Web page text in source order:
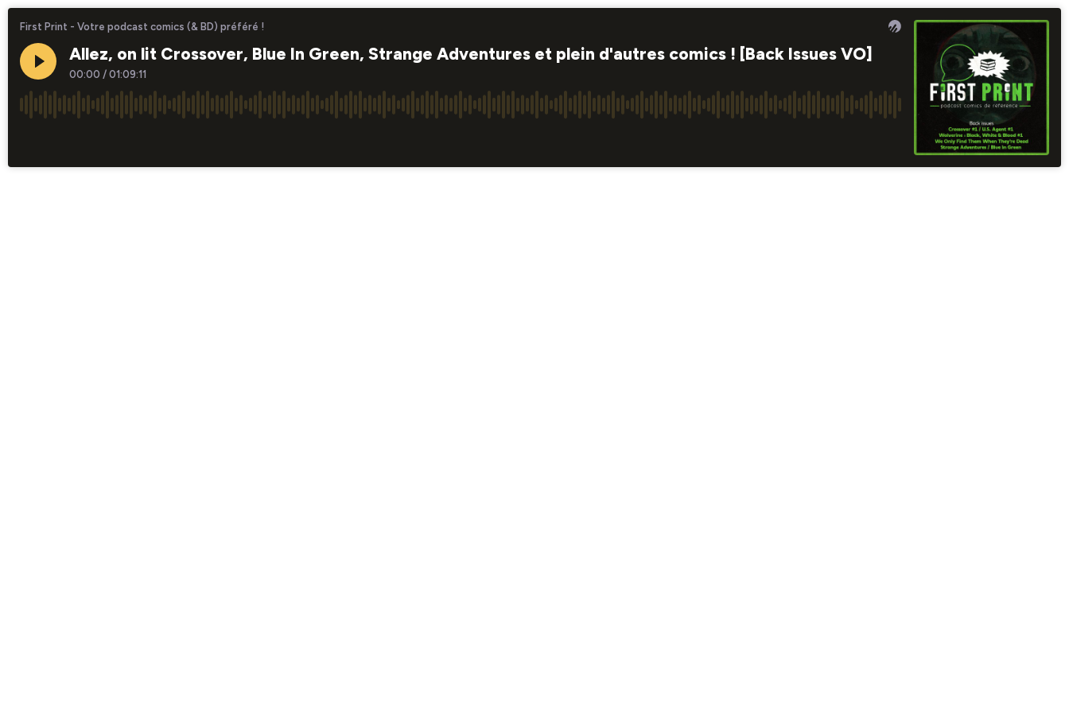
First Print - Votre podcast comics (& BD) préféré !
Allez, on lit Crossover, Blue In Green, Strange Adventures et plein d'autres comics ! [Back Issues VO]
00:00 /01:09:11